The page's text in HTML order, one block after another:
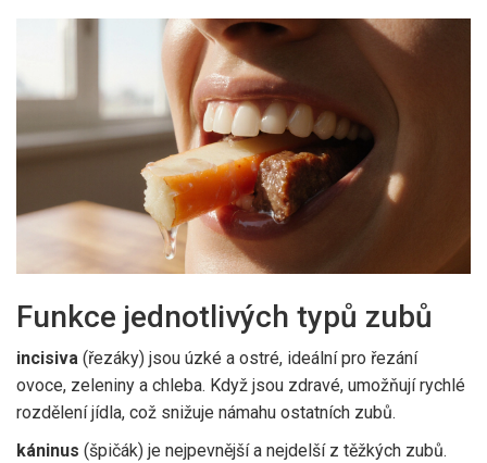
Funkce jednotlivých typů zubů
incisiva (řezáky) jsou úzké a ostré, ideální pro řezání
ovoce, zeleniny a chleba. Když jsou zdravé, umožňují rychlé
rozdělení jídla, což snižuje námahu ostatních zubů.
káninus (špičák) je nejpevnější a nejdelší z těžkých zubů.